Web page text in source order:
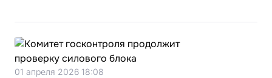
01 апреля 2026 18:08